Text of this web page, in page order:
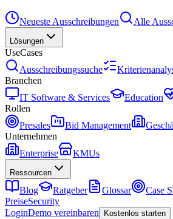
Neueste Ausschreibungen Alle
Lösungen
UseCases
Ausschreibungssuche
Branchen
IT Software & Services
Education
Rollen
Presales
Bid Management
Unternehmen
Enterprise
KMUs
Ressourcen
Blog Ratgeber Glossar Case
PreiseSecurity
LoginDemo vereinbaren Kostenlos starten